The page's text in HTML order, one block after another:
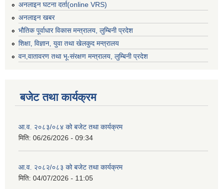
अनलाइन घटना दर्ता(online VRS)
अनलाइन खबर
भौतिक पूर्वाधार विकास मन्त्रालय, लुम्बिनी प्रदेश
शिक्षा, विज्ञान, युवा तथा खेलकुद मन्‍‍त्रालय
वन,वातावरण तथा भू-संरक्षण मन्त्रालय, लुम्बिनी प्रदेश
बजेट तथा कार्यक्रम
आ.व. २०८३/०८४ को बजेट तथा कार्यक्रम
मिति: 06/26/2026 - 09:34
आ.व. २०८२/०८३ को बजेट तथा कार्यक्रम
मिति: 04/07/2026 - 11:05